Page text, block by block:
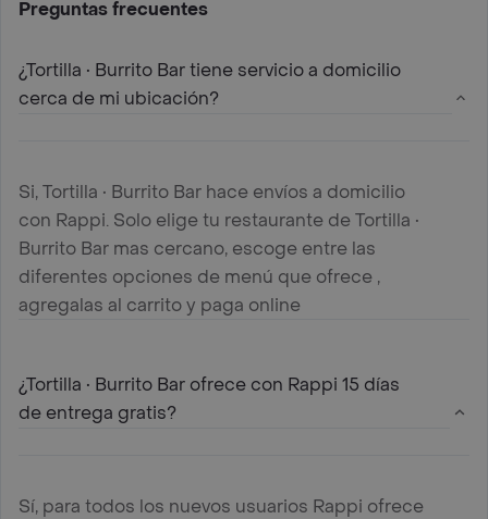
Preguntas frecuentes
¿Tortilla • Burrito Bar tiene servicio a domicilio
cerca de mi ubicación?
Si, Tortilla • Burrito Bar hace envíos a domicilio
con Rappi. Solo elige tu restaurante de Tortilla •
Burrito Bar mas cercano, escoge entre las
diferentes opciones de menú que ofrece ,
agregalas al carrito y paga online
¿Tortilla • Burrito Bar ofrece con Rappi 15 días
de entrega gratis?
Sí, para todos los nuevos usuarios Rappi ofrece